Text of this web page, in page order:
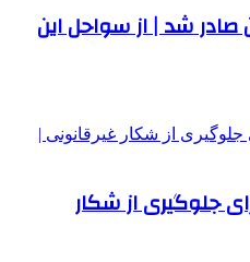
برای ۶ استان صادر شد | از سواحل این
جلوگیری از شکار